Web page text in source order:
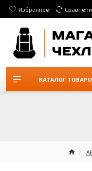
Избранное
КАТАЛОГ